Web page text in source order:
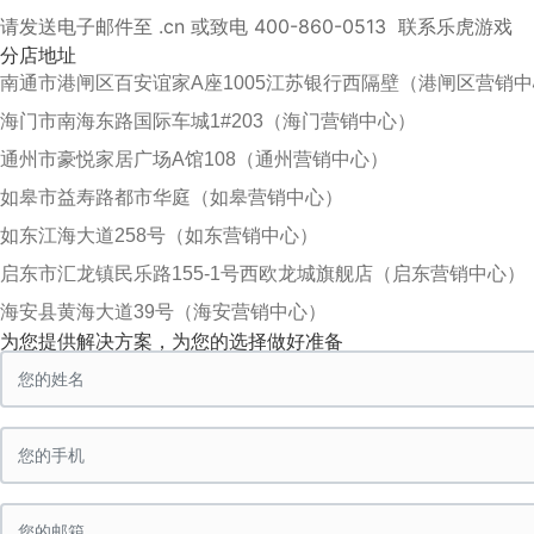
请发送电子邮件至 .cn 或致电 400-860-0513 联系乐虎游戏
分店地址
南通市港闸区百安谊家A座1005江苏银行西隔壁（港闸区营销
海门市南海东路国际车城1#203（海门营销中心）
通州市豪悦家居广场A馆108（通州营销中心）
如皋市益寿路都市华庭（如皋营销中心）
如东江海大道258号（如东营销中心）
启东市汇龙镇民乐路155-1号西欧龙城旗舰店（启东营销中心）
海安县黄海大道39号（海安营销中心）
为您提供解决方案，为您的选择做好准备